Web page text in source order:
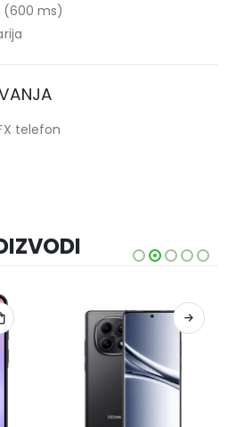
(600 ms)
telefon